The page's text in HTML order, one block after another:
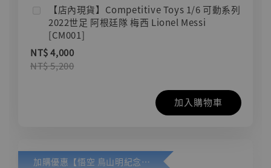
【店內現貨】Competitive Toys 1/6 可動系列
2022世足 阿根廷隊 梅西 Lionel Messi
[CM001]
NT$ 4,000
NT$ 5,200
加入購物車
加購優惠【悟空 鳥山明紀念款 [奇蹟工作室]】